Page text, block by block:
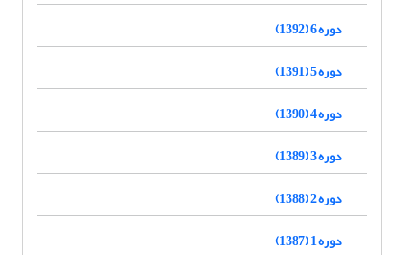
دوره 6 (1392)
دوره 5 (1391)
دوره 4 (1390)
دوره 3 (1389)
دوره 2 (1388)
دوره 1 (1387)